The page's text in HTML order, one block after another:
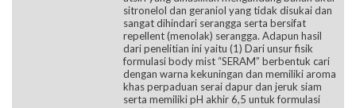
sitronelol dan geraniol yang tidak disukai dan
sangat dihindari serangga serta bersifat
repellent (menolak) serangga. Adapun hasil
dari penelitian ini yaitu (1) Dari unsur fisik
formulasi body mist “SERAM” berbentuk cari
dengan warna kekuningan dan memiliki aroma
khas perpaduan serai dapur dan jeruk siam
serta memiliki pH akhir 6,5 untuk formulasi